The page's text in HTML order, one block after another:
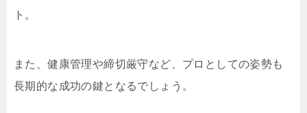
ト。
また、健康管理や締切厳守など、プロとしての姿勢も
長期的な成功の鍵となるでしょう。